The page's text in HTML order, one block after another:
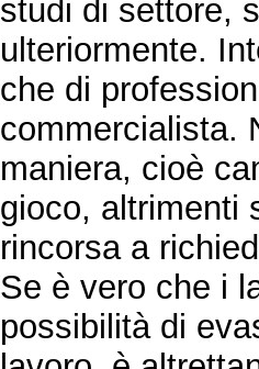
studi di settore,
ulteriormente.
che di
commercialista.
maniera, cioè
gioco, altrimenti
rincorsa a
Se è vero che i
possibilità di